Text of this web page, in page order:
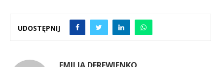
UDOSTĘPNIJ
EMILIA DEREWIENKO